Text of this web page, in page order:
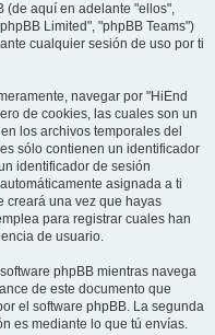
(de aquí en adelante "ellos",
Limited", "phpBB Teams")
cualquier sesión de uso por ti
navegar por "HiEnd
de cookies, las cuales son un
los archivos temporales del
sólo contienen un identificador
identificador de sesión
asignada a ti
creará una vez que hayas
para registrar cuales han
de usuario.
phpBB mientras navega
de este documento que
el software phpBB. La segunda
es mediante lo que tú envías.